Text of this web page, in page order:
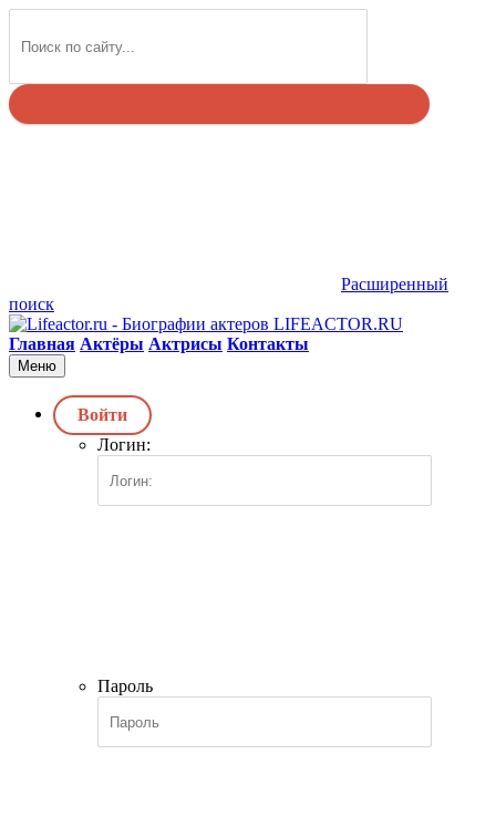
Расширенный
поиск
LIFEACTOR.RU
Главная Актёры Актрисы Контакты
Меню
Войти
Логин:
Пароль